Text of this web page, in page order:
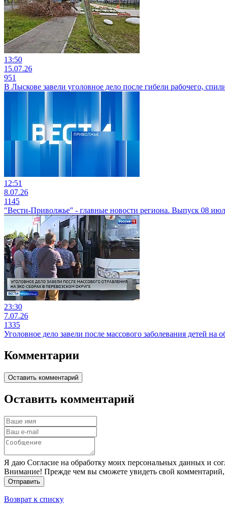
13:50
15.07.26
951
В Лыскове завели уголовное дело после гибели рабочего,
12:51
8.07.26
1145
"Вести-Приволжье" - главные новости региона. Выпуск 08
23:30
7.07.26
1335
Уголовное дело завели после массового заболевания детей на
Комментарии
Оставить комментарий
Оставить комментарий
Я даю Согласие на обработку моих персональных данных и
Внимание! Прежде чем вы сможете увидеть свой комментарий,
Отправить
Возврат к списку